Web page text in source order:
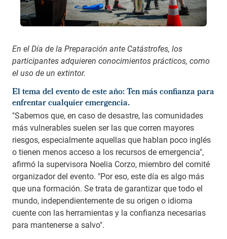
En el Día de la Preparación ante Catástrofes, los
participantes adquieren conocimientos prácticos, como
el uso de un extintor.
El tema del evento de este año: Ten más confianza para
enfrentar cualquier emergencia.
"Sabemos que, en caso de desastre, las comunidades
más vulnerables suelen ser las que corren mayores
riesgos, especialmente aquellas que hablan poco inglés
o tienen menos acceso a los recursos de emergencia",
afirmó la supervisora Noelia Corzo, miembro del comité
organizador del evento. "Por eso, este día es algo más
que una formación. Se trata de garantizar que todo el
mundo, independientemente de su origen o idioma
cuente con las herramientas y la confianza necesarias
para mantenerse a salvo".